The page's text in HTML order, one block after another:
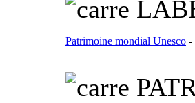
L
Patrimoine mondial Unesco -